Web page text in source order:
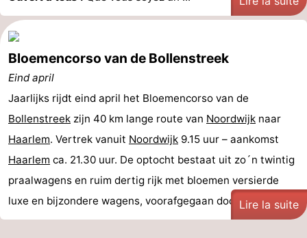
La
Haye
-
Rotterdam
-
Rockanje
Météo
Contact
Bloemencorso van de Bollenstreek
Eind april
Jaarlijks rijdt eind april het Bloemencorso van de
Bollenstreek zijn 40 km lange route van Noordwijk naar
Haarlem. Vertrek vanuit Noordwijk 9.15 uur – aankomst
Haarlem ca. 21.30 uur. De optocht bestaat uit zo´n twintig
praalwagens en ruim dertig rijk met bloemen versierde
luxe en bijzondere wagens, voorafgegaan door ...Lire la suite